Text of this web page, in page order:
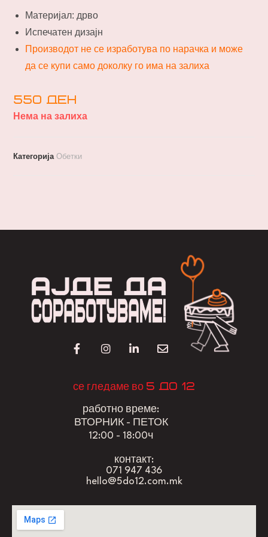
Материјал: дрво
Испечатен дизајн
Производот не се изработува по нарачка и може
да се купи само доколку го има на залиха
550ден
Нема на залиха
КатегоријаОбетки
се гледаме во 5 до 12
работно време:
ВТОРНИК - ПЕТОК
12:00 - 18:00ч
контакт:
071 947 436
hello@5do12.com.mk